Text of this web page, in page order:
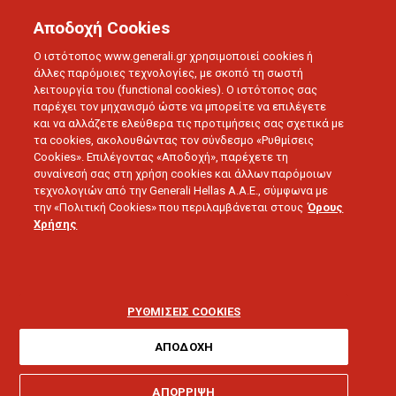
BLOG
ΣΥΝΕΝΤΕΥΞΕΙΣ
ΔΑΦΝΗ ΠΑΠΑΔΟΠΟΥΛΟΥ: ΤΕΧΝΙΚΗ ΔΙΕΥΘΥΝΤΡΙΑ
ΟΜΑΔΙΚΗΣ ΑΣΦΑΛΙΣΗΣ ΖΩΗΣ
03.08.2016 - 5 λεπτά ανάγνωσης
Τεχνική διευθύντρια
ομαδικής ασφάλισης
Αποδοχή Cookies
Ο ιστότοπος www.generali.gr χρησιμοποιεί cookies ή
άλλες παρόμοιες τεχνολογίες, με σκοπό τη σωστή
λειτουργία του (functional cookies). Ο ιστότοπος σας
παρέχει τον μηχανισμό ώστε να μπορείτε να επιλέγετε
και να αλλάζετε ελεύθερα τις προτιμήσεις σας σχετικά με
τα cookies, ακολουθώντας τον σύνδεσμο «Ρυθμίσεις
Cookies». Επιλέγοντας «Αποδοχή», παρέχετε τη
συναίνεσή σας στη χρήση cookies και άλλων παρόμοιων
τεχνολογιών από την Generali Hellas A.A.E., σύμφωνα με
την «Πολιτική Cookies» που περιλαμβάνεται στους Όρους
Χρήσης
ΡΥΘΜΙΣΕΙΣ COOKIES
ΑΠΟΡΡΙΨΗ
ΑΠΟΔΟΧΗ